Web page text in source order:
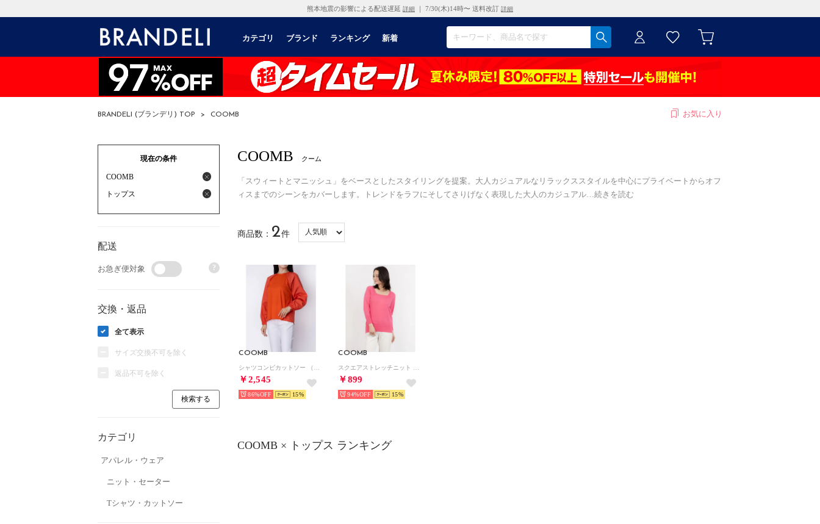
熊本地震の影響による配送遅延 詳細 ｜ 7/30(木)14時〜 送料改訂 詳細
カテゴリ ブランド ランキング 新着
BRANDELI (ブランデリ) TOP > COOMB お気に入り
現在の条件
COOMB
トップス
配送
お急ぎ便対象 ?
交換・返品
全て表示
サイズ交換不可を除く
返品不可を除く
カテゴリ
アパレル・ウェア
ニット・セーター
Tシャツ・カットソー
COOMB クーム
「スウィートとマニッシュ」をベースとしたスタイリングを提案。大人カジュアルなリラックススタイルを中心にプライベートからオフ
ィスまでのシーンをカバーします。トレンドをラフにそしてさりげなく表現した大人のカジュアル
続きを読む
商品数： 2件
COOMB
￥2,545
86% 15
COOMB
￥899
94% 15
COOMB × トップス ランキング